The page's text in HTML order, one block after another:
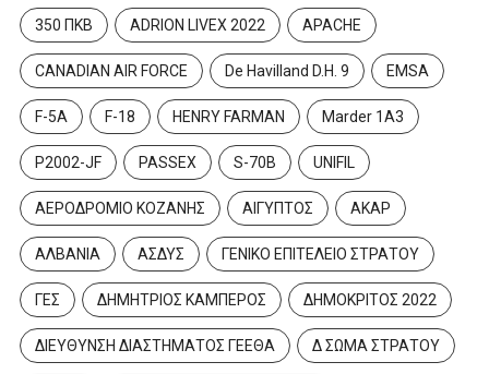
350 ΠΚΒ ADRION LIVEX 2022 APACHE
CANADIAN AIR FORCE De Havilland D.H. 9 EMSA
F-5A F-18 HENRY FARMAN Marder 1A3
P2002-JF PASSEX S-70B UNIFIL
ΑΕΡΟΔΡΟΜΙΟ ΚΟΖΑΝΗΣ ΑΙΓΥΠΤΟΣ ΑΚΑΡ
ΑΛΒΑΝΙΑ ΑΣΔΥΣ ΓΕΝΙΚΟ ΕΠΙΤΕΛΕΙΟ ΣΤΡΑΤΟΥ
ΓΕΣ ΔΗΜΗΤΡΙΟΣ ΚΑΜΠΕΡΟΣ ΔΗΜΟΚΡΙΤΟΣ 2022
ΔΙΕΥΘΥΝΣΗ ΔΙΑΣΤΗΜΑΤΟΣ ΓΕΕΘΑ Δ ΣΩΜΑ ΣΤΡΑΤΟΥ